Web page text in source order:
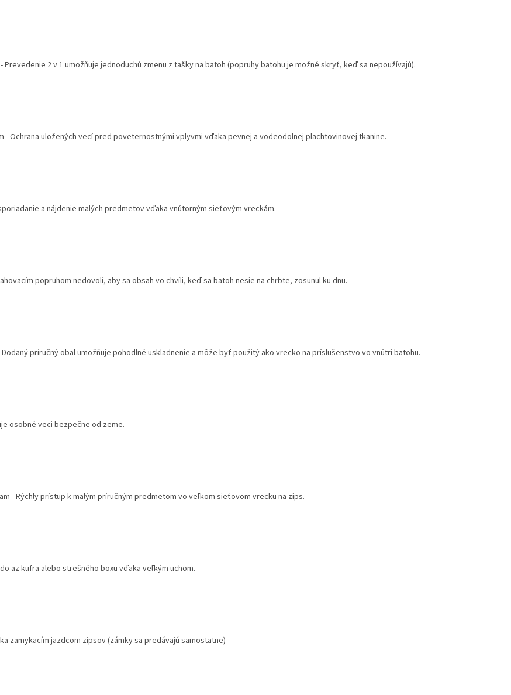
2 v 1 umožňuje jednoduchú zmenu z tašky na batoh (popruhy batohu je možné skryť, keď sa nepoužívajú).
Ochrana uložených vecí pred poveternostnými vplyvmi vďaka pevnej a vodeodolnej plachtovinovej tkanine.
a nájdenie malých predmetov vďaka vnútorným sieťovým vreckám.
popruhom nedovolí, aby sa obsah vo chvíli, keď sa batoh nesie na chrbte, zosunul ku dnu.
príručný obal umožňuje pohodlné uskladnenie a môže byť použitý ako vrecko na príslušenstvo vo vnútri batohu.
osobné veci bezpečne od zeme.
- Rýchly prístup k malým príručným predmetom vo veľkom sieťovom vrecku na zips.
az kufra alebo strešného boxu vďaka veľkým uchom.
zamykacím jazdcom zipsov (zámky sa predávajú samostatne)